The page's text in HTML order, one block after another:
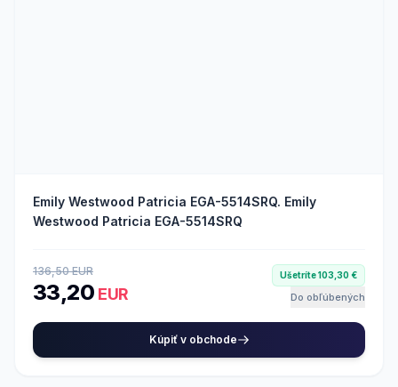
Emily Westwood Patricia EGA-5514SRQ. Emily
Westwood Patricia EGA-5514SRQ
136,50 EUR
33,20 EUR
Ušetríte 103,30 €
Do obľúbených
Kúpiť v obchode